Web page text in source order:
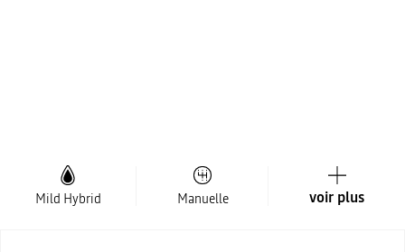
Mild Hybrid Manuelle voir plus